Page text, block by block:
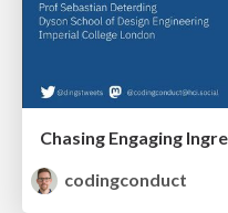
Chasing Engaging
codingconduct